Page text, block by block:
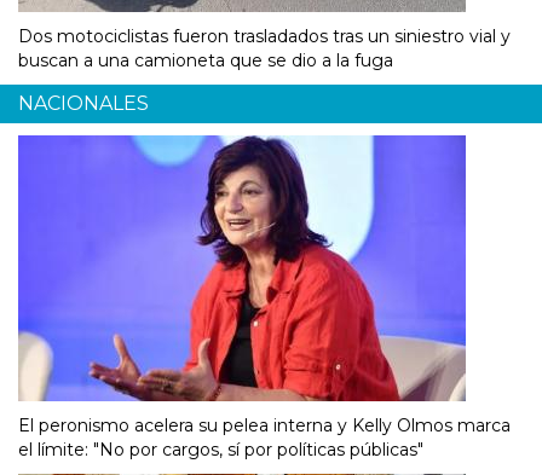
Dos motociclistas fueron trasladados tras un siniestro vial y
buscan a una camioneta que se dio a la fuga
NACIONALES
El peronismo acelera su pelea interna y Kelly Olmos marca
el límite: "No por cargos, sí por políticas públicas"